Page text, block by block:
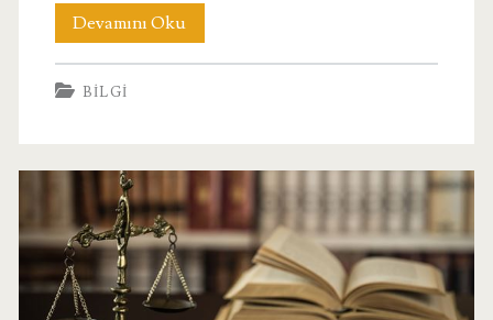
Devamını OkuKişisel
Hak
Neden
Bilmeliyiz?
BILGI